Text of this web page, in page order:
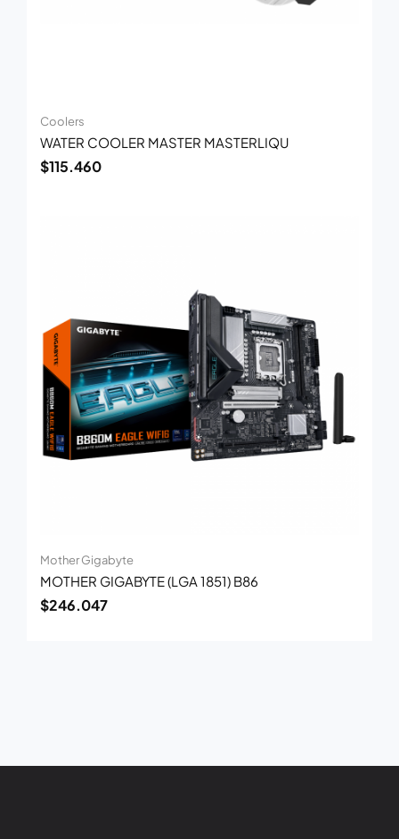
Coolers
WATER COOLER MASTER MASTERLIQU
$115.460
Mother Gigabyte
MOTHER GIGABYTE (LGA 1851) B86
$246.047